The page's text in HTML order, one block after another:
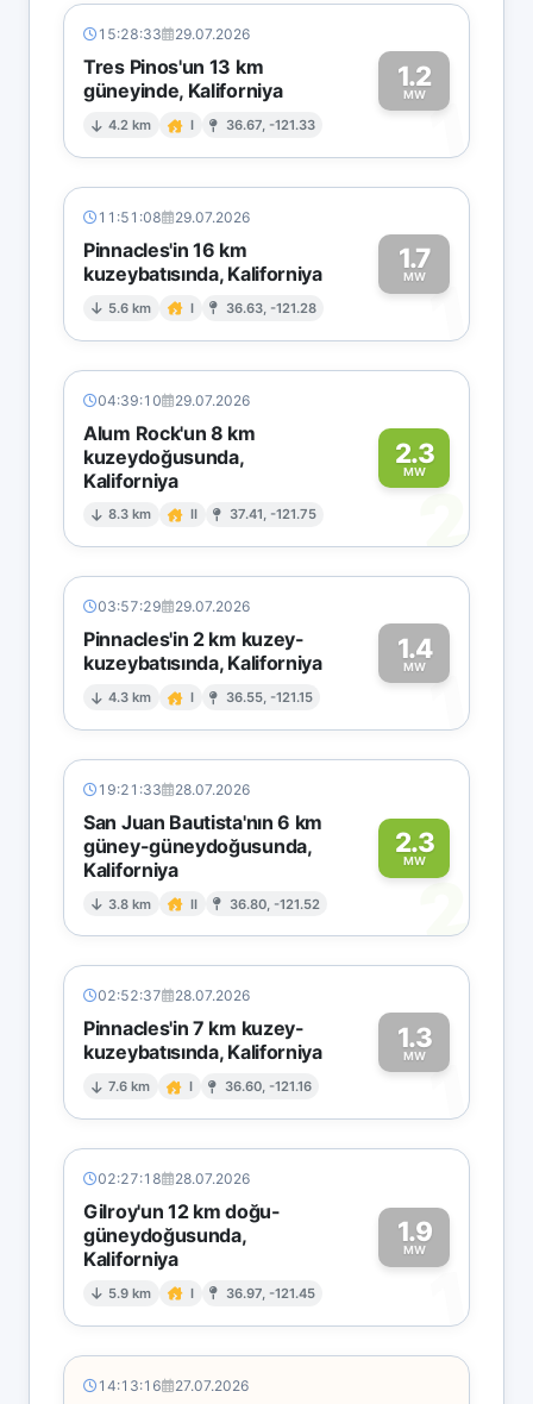
15:28:33 29.07.2026
Tres Pinos'un 13 km
güneyinde, Kaliforniya
4.2 km I 36.67, -121.33
1.2
MW1
11:51:08 29.07.2026
Pinnacles'in 16 km
kuzeybatısında, Kaliforniya
5.6 km I 36.63, -121.28
1.7
MW1
04:39:10 29.07.2026
Alum Rock'un 8 km
kuzeydoğusunda,
Kaliforniya
8.3 km II 37.41, -121.75
2.3
MW
2
03:57:29 29.07.2026
Pinnacles'in 2 km kuzey-
kuzeybatısında, Kaliforniya
4.3 km I 36.55, -121.15
1.4
MW1
19:21:33 28.07.2026
San Juan Bautista'nın 6 km
güney-güneydoğusunda,
Kaliforniya
3.8 km II 36.80, -121.52
2.3
MW
2
02:52:37 28.07.2026
Pinnacles'in 7 km kuzey-
kuzeybatısında, Kaliforniya
7.6 km I 36.60, -121.16
1.3
MW1
02:27:18 28.07.2026
Gilroy'un 12 km doğu-
güneydoğusunda,
Kaliforniya
5.9 km I 36.97, -121.45
1.9
MW
1
14:13:16 27.07.2026